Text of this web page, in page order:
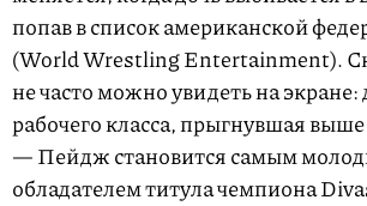
попав в список американской
(World Wrestling Entertainment).
не часто можно увидеть на экране:
рабочего класса, прыгнувшая
— Пейдж становится самым
обладателем титула чемпиона